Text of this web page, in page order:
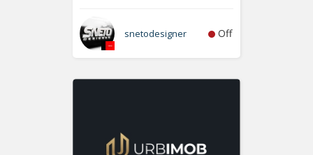
snetodesigner Off